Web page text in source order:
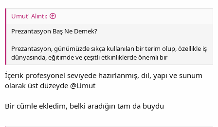
Umut' Alıntı:
Prezantasyon Baş Ne Demek?
Prezantasyon, günümüzde sıkça kullanılan bir terim olup, özellikle iş
dünyasında, eğitimde ve çeşitli etkinliklerde önemli bir
İçerik profesyonel seviyede hazırlanmış, dil, yapı ve sunum
olarak üst düzeyde @Umut
Bir cümle ekledim, belki aradığın tam da buydu